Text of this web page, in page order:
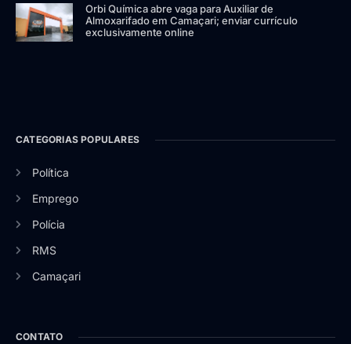
Orbi Química abre vaga para Auxiliar de
Almoxarifado em Camaçari; enviar currículo
exclusivamente online
CATEGORIAS POPULARES
Política
Emprego
Polícia
RMS
Camaçari
CONTATO